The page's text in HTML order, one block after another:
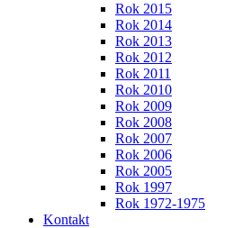
Rok 2015
Rok 2014
Rok 2013
Rok 2012
Rok 2011
Rok 2010
Rok 2009
Rok 2008
Rok 2007
Rok 2006
Rok 2005
Rok 1997
Rok 1972-1975
Kontakt